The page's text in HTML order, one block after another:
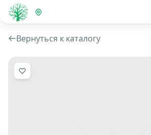
Вернуться к каталогу